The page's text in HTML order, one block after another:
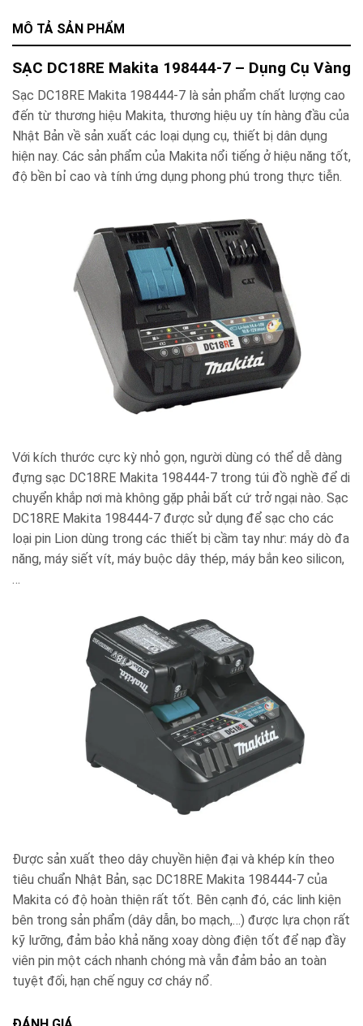
MÔ TẢ SẢN PHẨM
SẠC DC18RE Makita 198444-7 – Dụng Cụ Vàng
Sạc DC18RE Makita 198444-7 là sản phẩm chất lượng cao
đến từ thương hiệu Makita, thương hiệu uy tín hàng đầu của
Nhật Bản về sản xuất các loại dụng cụ, thiết bị dân dụng
hiện nay. Các sản phẩm của Makita nổi tiếng ở hiệu năng tốt,
độ bền bỉ cao và tính ứng dụng phong phú trong thực tiễn.
Với kích thước cực kỳ nhỏ gọn, người dùng có thể dễ dàng
đựng sạc DC18RE Makita 198444-7 trong túi đồ nghề để di
chuyển khắp nơi mà không gặp phải bất cứ trở ngại nào. Sạc
DC18RE Makita 198444-7 được sử dụng để sạc cho các
loại pin Lion dùng trong các thiết bị cầm tay như: máy dò đa
năng, máy siết vít, máy buộc dây thép, máy bắn keo silicon,
…
Được sản xuất theo dây chuyền hiện đại và khép kín theo
tiêu chuẩn Nhật Bản, sạc DC18RE Makita 198444-7 của
Makita có độ hoàn thiện rất tốt. Bên cạnh đó, các linh kiện
bên trong sản phẩm (dây dẫn, bo mạch,…) được lựa chọn rất
kỹ lưỡng, đảm bảo khả năng xoay dòng điện tốt để nạp đầy
viên pin một cách nhanh chóng mà vẫn đảm bảo an toàn
tuyệt đối, hạn chế nguy cơ cháy nổ.